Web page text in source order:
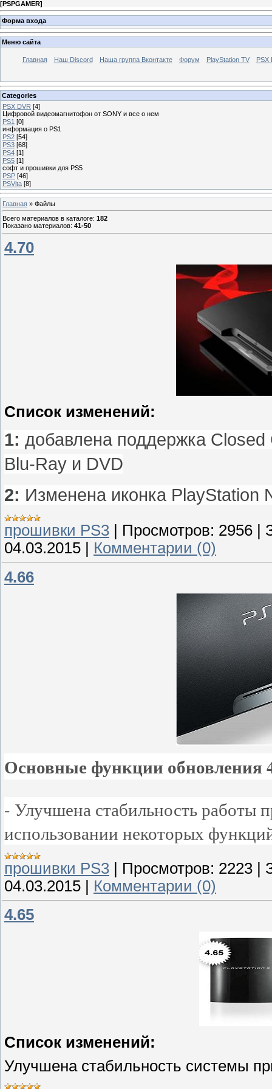
[PSPGAMER]
Форма входа
Меню сайта
Главная Наш Discord Наша группа Вконтакте Форум PlayStation TV PSX
Categories
PSX DVR [4]
Цифровой видеомагнитофон от SONY и все о нем
PS1 [0]
информация о PS1
PS2 [54]
PS3 [68]
PS4 [1]
PS5 [1]
софт и прошивки для PS5
PSP [46]
PSVita [8]
Главная » Файлы
Всего материалов в каталоге: 182
Показано материалов: 41-50
4.70
Список изменений:
1: добавлена поддержка Closed
Blu-Ray и DVD
2: Изменена иконка PlayStation
прошивки PS3 Просмотров: 2956
04.03.2015
Комментарии (0)
4.66
Основные функции обновления
- Улучшена стабильность работы
использовании некоторых
прошивки PS3 | Просмотров: 2223 |
04.03.2015 | Комментарии (0)
4.65
Cписок изменений:
Улучшена стабильность системы